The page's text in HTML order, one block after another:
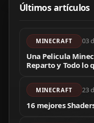
Últimos artículos
MINECRAFT 03
Una Pelicula
Reparto y Todo lo
MINECRAFT 23
16 mejores